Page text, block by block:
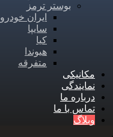
بوستر ترمز
ایران خودرو
سایپا
کیا
هیوندا
متفرقه
مکانیکی
نمایندگی
درباره ما
تماس با ما
وبلاگ